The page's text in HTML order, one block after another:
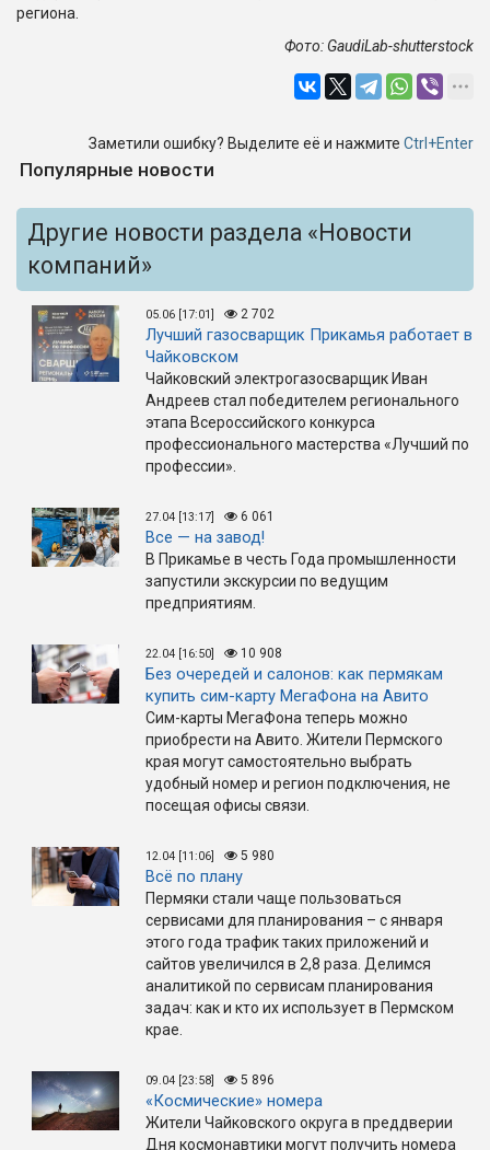
региона.
Фото: GaudiLab-shutterstock
Заметили ошибку? Выделите её и нажмите Ctrl+Enter
Популярные новости
Другие новости раздела «Новости
компаний»
05.06 [17:01] 2 702
Лучший газосварщик Прикамья работает в
Чайковском
Чайковский электрогазосварщик Иван
Андреев стал победителем регионального
этапа Всероссийского конкурса
профессионального мастерства «Лучший по
профессии».
27.04 [13:17] 6 061
Все — на завод!
В Прикамье в честь Года промышленности
запустили экскурсии по ведущим
предприятиям.
22.04 [16:50] 10 908
Без очередей и салонов: как пермякам
купить сим-карту МегаФона на Авито
Сим-карты МегаФона теперь можно
приобрести на Авито. Жители Пермского
края могут самостоятельно выбрать
удобный номер и регион подключения, не
посещая офисы связи.
12.04 [11:06] 5 980
Всё по плану
Пермяки стали чаще пользоваться
сервисами для планирования – с января
этого года трафик таких приложений и
сайтов увеличился в 2,8 раза. Делимся
аналитикой по сервисам планирования
задач: как и кто их использует в Пермском
крае.
09.04 [23:58] 5 896
«Космические» номера
Жители Чайковского округа в преддверии
Дня космонавтики могут получить номера